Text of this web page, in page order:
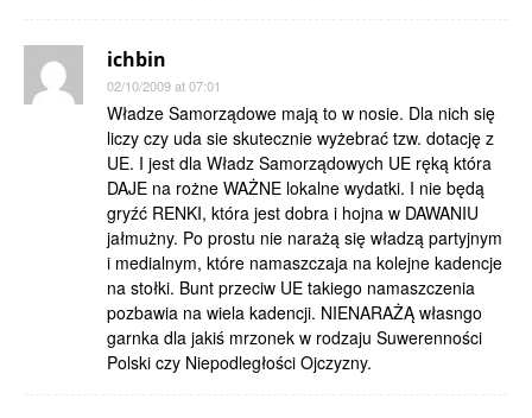
ichbin
02/10/2009 at 07:01
Władze Samorządowe mają to w nosie. Dla nich się
liczy czy uda sie skutecznie wyżebrać tzw. dotację z
UE. I jest dla Władz Samorządowych UE ręką która
DAJE na rożne WAŻNE lokalne wydatki. I nie będą
gryźć RENKI, która jest dobra i hojna w DAWANIU
jałmużny. Po prostu nie narażą się władzą partyjnym
i medialnym, które namaszczaja na kolejne kadencje
na stołki. Bunt przeciw UE takiego namaszczenia
pozbawia na wiela kadencji. NIENARAŻĄ własngo
garnka dla jakiś mrzonek w rodzaju Suwerenności
Polski czy Niepodległości Ojczyzny.